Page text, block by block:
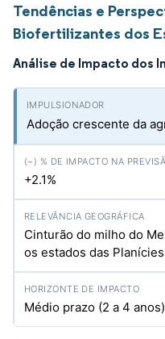
Tendências e
Biofertilizantes dos
Análise de Impacto dos
Adoção crescente da
+2.1%
Cinturão do milho do
os estados das Planícies
Médio prazo (2 a 4 anos)